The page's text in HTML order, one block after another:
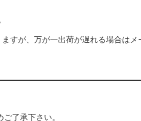
すが、万が一出荷が遅れる場合はメ
了承下さい。